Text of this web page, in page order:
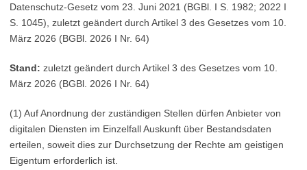
Datenschutz-Gesetz vom 23. Juni 2021 (BGBl. I S. 1982; 2022 I
S. 1045), zuletzt geändert durch Artikel 3 des Gesetzes vom 10.
März 2026 (BGBl. 2026 I Nr. 64)
Stand: zuletzt geändert durch Artikel 3 des Gesetzes vom 10.
März 2026 (BGBl. 2026 I Nr. 64)
(1) Auf Anordnung der zuständigen Stellen dürfen Anbieter von
digitalen Diensten im Einzelfall Auskunft über Bestandsdaten
erteilen, soweit dies zur Durchsetzung der Rechte am geistigen
Eigentum erforderlich ist.